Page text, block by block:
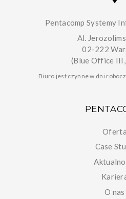
Pentacomp Systemy
Al.
02-222
(Blue Office
Biuro jest czynne w dni
Oferta
Case
O nas